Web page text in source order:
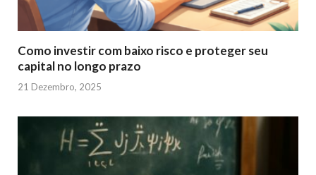
Como investir com baixo risco e proteger seu
capital no longo prazo
21 Dezembro, 2025